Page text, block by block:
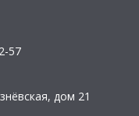
57
дом 21